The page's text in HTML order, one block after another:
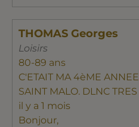
THOMAS Georges
Loisirs
80-89 ans
C'ETAIT MA 4èME
SAINT MALO. DLNC
il y a 1 mois
Bonjour,